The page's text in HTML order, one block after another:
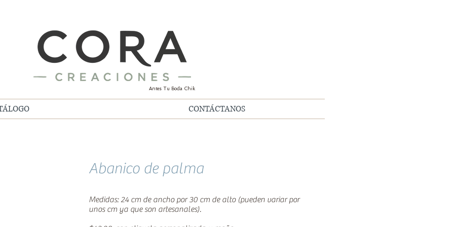
Antes Tu Boda Chik
CONTÁCTANOS
Abanico de palma
Medidas: 24 cm de ancho por 30 cm de alto (pueden variar por
unos cm ya que son artesanales).